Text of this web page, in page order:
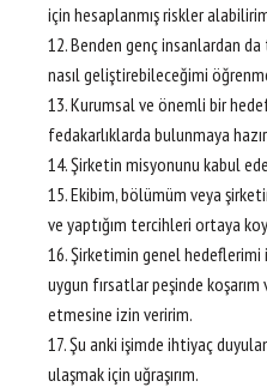
için hesaplanmış riskler
12. Benden genç insanlardan
nasıl geliştirebileceğimi
13. Kurumsal ve önemli bir
fedakarlıklarda bulunmaya
14. Şirketin misyonunu kabul
15. Ekibim, bölümüm veya
ve yaptığım tercihleri ortaya
16. Şirketimin genel
uygun fırsatlar peşinde
etmesine izin veririm.
17. Şu anki işimde ihtiyaç
ulaşmak için uğraşırım.